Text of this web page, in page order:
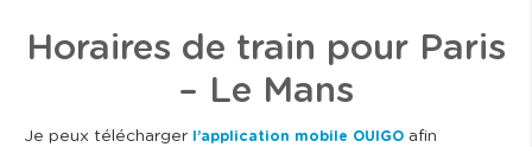
Horaires de train pour Paris
– Le Mans
Je peux télécharger l’application mobile OUIGO afin